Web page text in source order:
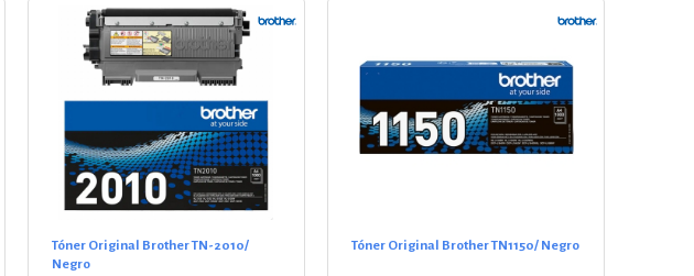
Tóner Original Brother TN-2010/
Negro
Tóner Original Brother TN1150/ Negro